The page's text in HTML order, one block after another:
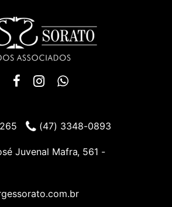
(47) 3348-0893
Juvenal Mafra, 561 -